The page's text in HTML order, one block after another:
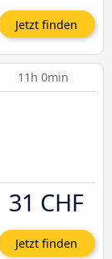
Jetzt finden
11h 0min
31 CHF
Jetzt finden